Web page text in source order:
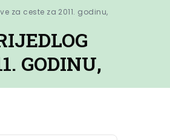
za ceste za 2011. godinu,
GODINU,